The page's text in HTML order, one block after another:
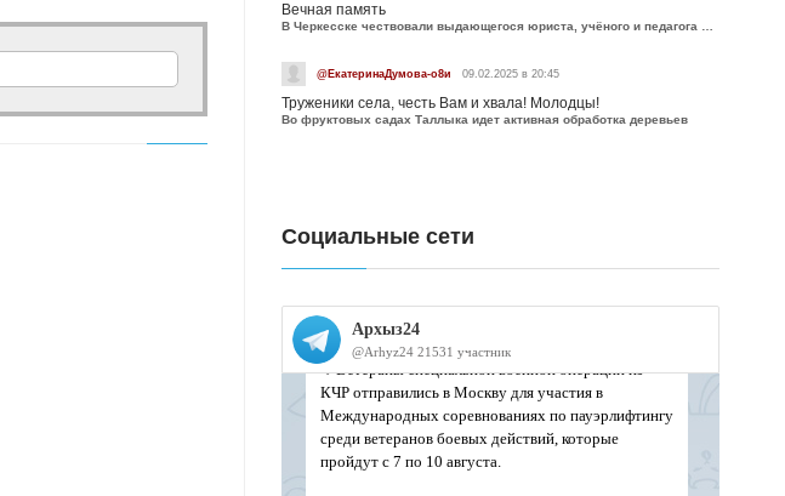
Вечная память
@ЕкатеринаДумова-о8и 09.02.2025 в 20:45
Труженики села, честь Вам и хвала! Молодцы!
Во фруктовых садах Таллыка идет активная обработка деревьев
Социальные сети